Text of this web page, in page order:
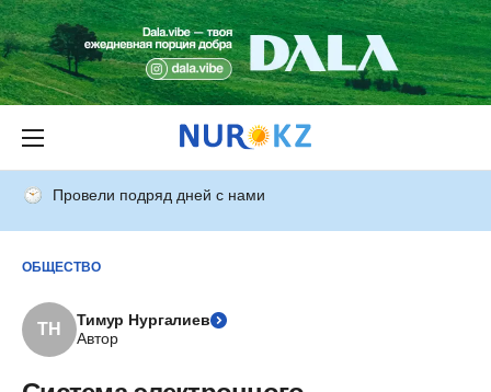
Провели подряд дней с нами
ОБЩЕСТВО
ТН
Тимур Нургалиев
Автор